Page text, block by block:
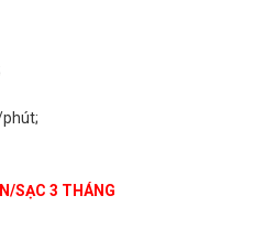
SẠC 3 THÁNG